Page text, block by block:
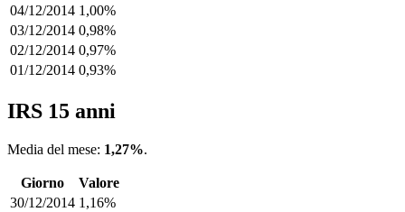
04/12/2014 1,00%
03/12/2014 0,98%
02/12/2014 0,97%
01/12/2014 0,93%
IRS 15 anni
Media del mese: 1,27%.
Giorno
Valore
30/12/2014 1,16%